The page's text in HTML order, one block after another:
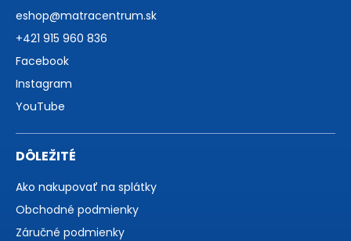
eshop@matracentrum.sk
+421 915 960 836
Facebook
Instagram
YouTube
DÔLEŽITÉ
Ako nakupovať na splátky
Obchodné podmienky
Záručné podmienky